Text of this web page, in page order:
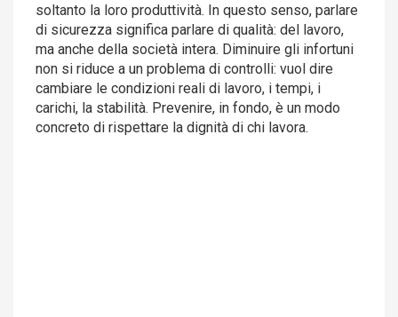
soltanto la loro produttività. In questo senso, parlare
di sicurezza significa parlare di qualità: del lavoro,
ma anche della società intera. Diminuire gli infortuni
non si riduce a un problema di controlli: vuol dire
cambiare le condizioni reali di lavoro, i tempi, i
carichi, la stabilità. Prevenire, in fondo, è un modo
concreto di rispettare la dignità di chi lavora.